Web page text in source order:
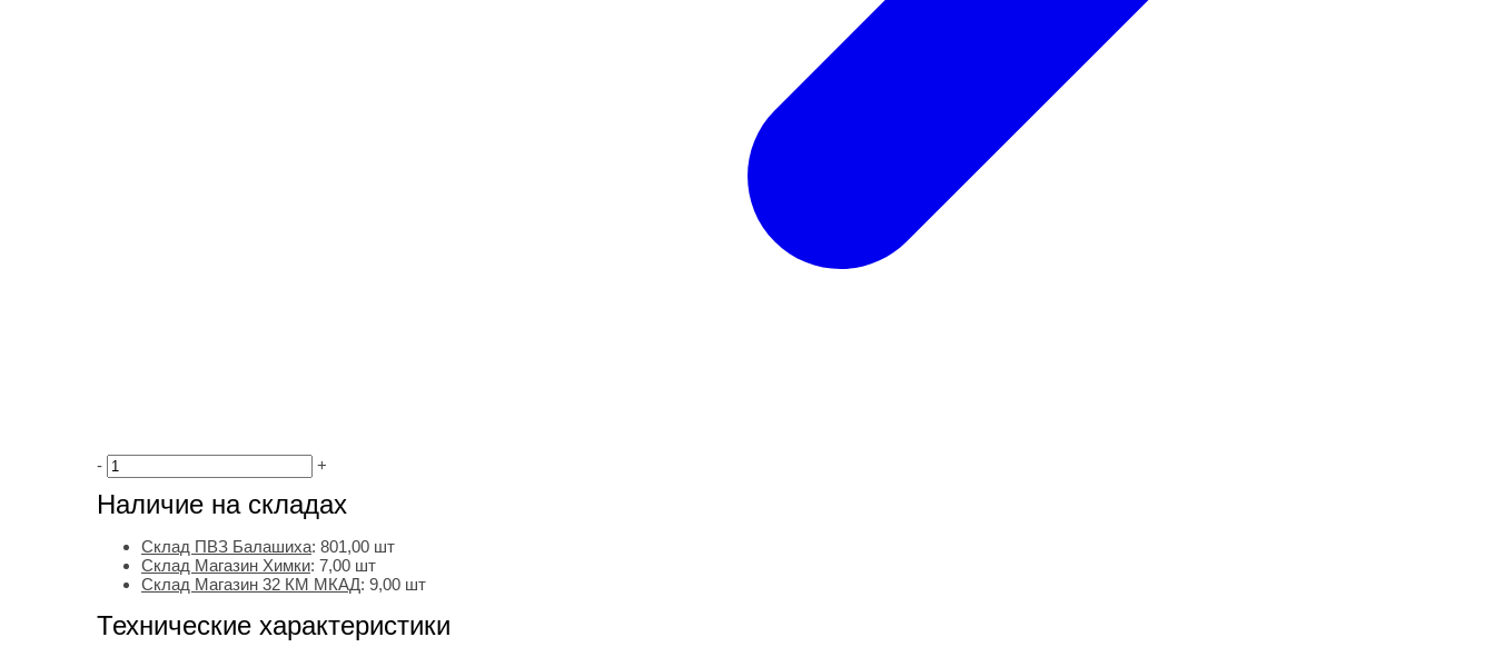
- +
Наличие на складах
Склад ПВЗ Балашиха: 801,00 шт
Склад Магазин Химки: 7,00 шт
Склад Магазин 32 КМ МКАД: 9,00 шт
Технические характеристики